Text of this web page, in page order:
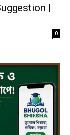
|
0